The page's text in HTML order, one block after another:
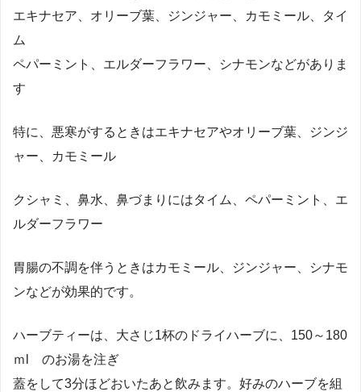
エキナセア、オリーブ葉、ジンジャー、カモミール、タイ
ム
ペパーミント、エルダーフラワー、シナモンなどがありま
す
特に、悪寒がするときはエキナセアやオリーブ葉、ジンジ
ャー、カモミール
クシャミ、鼻水、鼻づまりにはタイム、ペパーミント、エ
ルダーフラワー
胃腸の不調を伴うときはカモミール、ジンジャー、シナモ
ンなどが効果的です。
ハーブティーは、大さじ1杯のドライハーブに、150～180
ｍl のお湯を注ぎ
蓋をして3分ほどおいたあと飲みます。好みのハーブを組